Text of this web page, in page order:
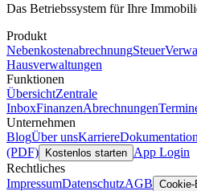
Das Betriebssystem für Ihre
Produkt
NebenkostenabrechnungSteuer
Hausverwaltungen
Funktionen
ÜbersichtZentrale
InboxFinanzenAbrechnungen
Unternehmen
BlogÜber unsKarriereDokumentation
(PDF)
Kostenlos starten App Login
Rechtliches
ImpressumDatenschutzAGB